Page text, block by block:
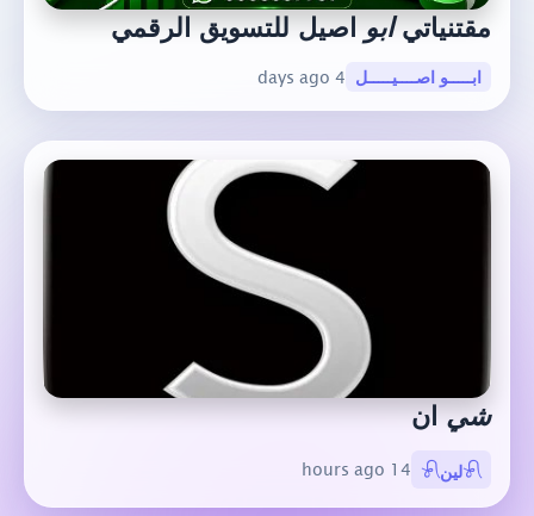
مقتنياتيابواصيل للتسويق الرقمي
ابـــــو اصــــيـــــل 4 days ago
شيان
𓍯لين𓍯 14 hours ago